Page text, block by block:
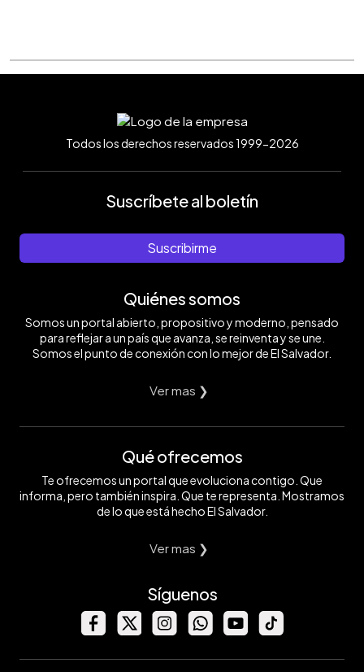
Todos los derechos reservados 1999-2026
Suscríbete al boletín
Suscribirme
Quiénes somos
Somos un portal abierto, propositivo y moderno, pensado
para reflejar a un país que avanza, se reinventa y se une.
Somos el punto de conexión con lo mejor de El Salvador.
Ver mas ❯
Qué ofrecemos
Te ofrecemos un portal que evoluciona contigo. Que
informa, pero también inspira. Que te representa. Mostramos
de lo que está hecho El Salvador.
Ver mas ❯
Síguenos